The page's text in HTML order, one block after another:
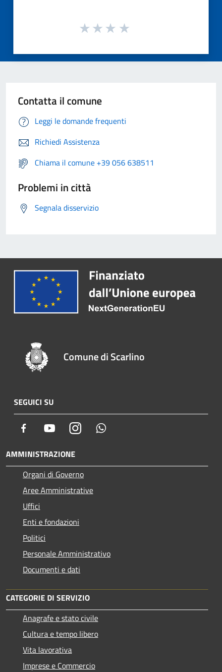
Contatta il comune
Leggi le domande frequenti
Richiedi Assistenza
Chiama il comune +39 056 638511
Problemi in città
Segnala disservizio
Comune di Scarlino
SEGUICI SU
Facebook YoutubeInstagram
AMMINISTRAZIONE
Organi di Governo
Aree Amministrative
Uffici
Enti e fondazioni
Politici
Personale Amministrativo
Documenti e dati
CATEGORIE DI SERVIZIO
Anagrafe e stato civile
Cultura e tempo libero
Vita lavorativa
Imprese e Commercio